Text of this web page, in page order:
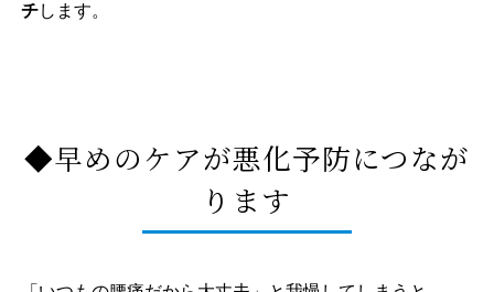
チします。
◆早めのケアが悪化予防につなが
ります